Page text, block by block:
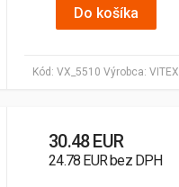
Kód: VX_5510 Výrobca: VITEX
Do košíka
30.48 EUR
24.78 EUR bez DPH